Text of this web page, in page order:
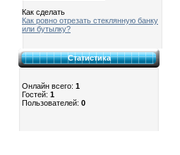
Как сделать
Как ровно отрезать стеклянную банку
или бутылку?
Статистика
Онлайн всего: 1
Гостей: 1
Пользователей: 0